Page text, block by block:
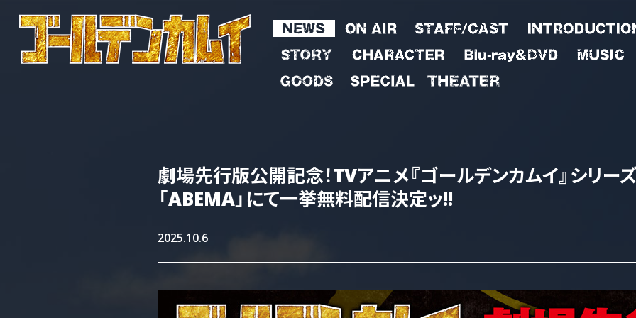
劇場先行版公開記念！TVアニメ『ゴールデンカムイ』シリー
「ABEMA」 にて一挙無料配信決定ッ!!
2025.10.6